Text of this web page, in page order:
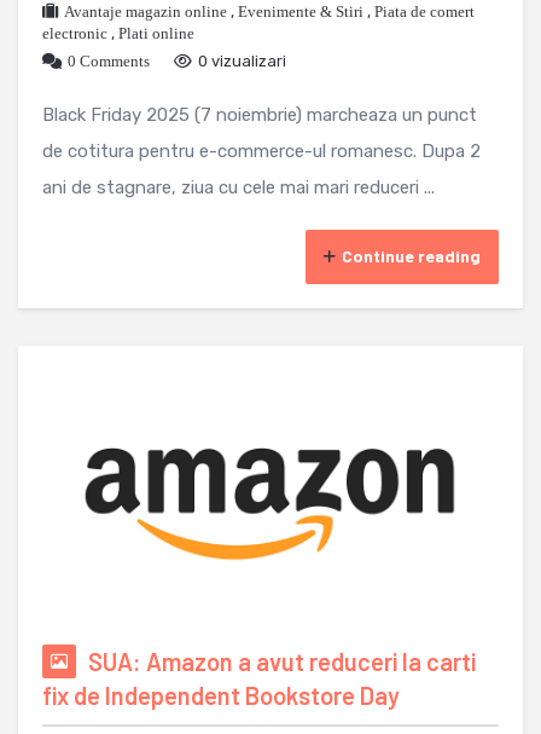
Avantaje magazin online , Evenimente & Stiri , Piata de comert
electronic , Plati online
0 Comments
0 vizualizari
Black Friday 2025 (7 noiembrie) marcheaza un punct
de cotitura pentru e-commerce-ul romanesc. Dupa 2
ani de stagnare, ziua cu cele mai mari reduceri ...
Continue reading
SUA: Amazon a avut reduceri la carti
fix de Independent Bookstore Day